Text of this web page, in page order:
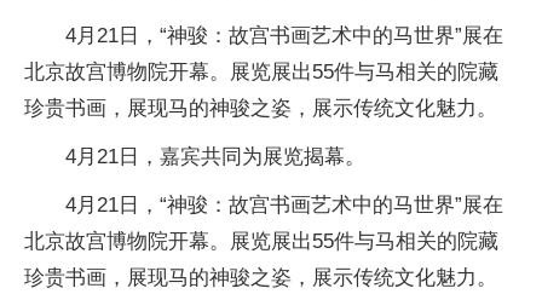
4月21日，“神骏：故宫书画艺术中的马世界”展在
北京故宫博物院开幕。展览展出55件与马相关的院藏
珍贵书画，展现马的神骏之姿，展示传统文化魅力。
4月21日，嘉宾共同为展览揭幕。
4月21日，“神骏：故宫书画艺术中的马世界”展在
北京故宫博物院开幕。展览展出55件与马相关的院藏
珍贵书画，展现马的神骏之姿，展示传统文化魅力。